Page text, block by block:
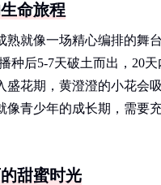
命旅程
熟就像一场精心编排的舞
种后5-7天破土而出，20
盛花期，黄澄澄的小花会
像青少年的成长期，需要
甜蜜时光